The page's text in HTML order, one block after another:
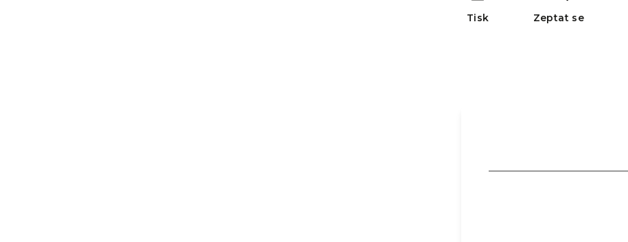
Tisk Zeptat se